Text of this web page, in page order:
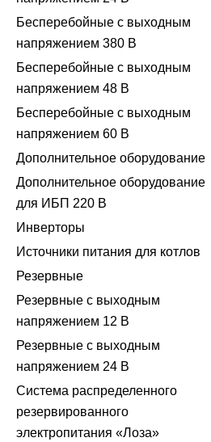
Бесперебойные с выходным
напряжением 380 В
Бесперебойные с выходным
напряжением 48 В
Бесперебойные с выходным
напряжением 60 В
Дополнительное оборудование
Дополнительное оборудование
для ИБП 220 В
Инверторы
Источники питания для котлов
Резервные
Резервные с выходным
напряжением 12 В
Резервные с выходным
напряжением 24 В
Система распределенного
резервированного
электропитания «Лоза»